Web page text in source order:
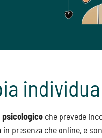
psicologico che prevede
presenza che online, e